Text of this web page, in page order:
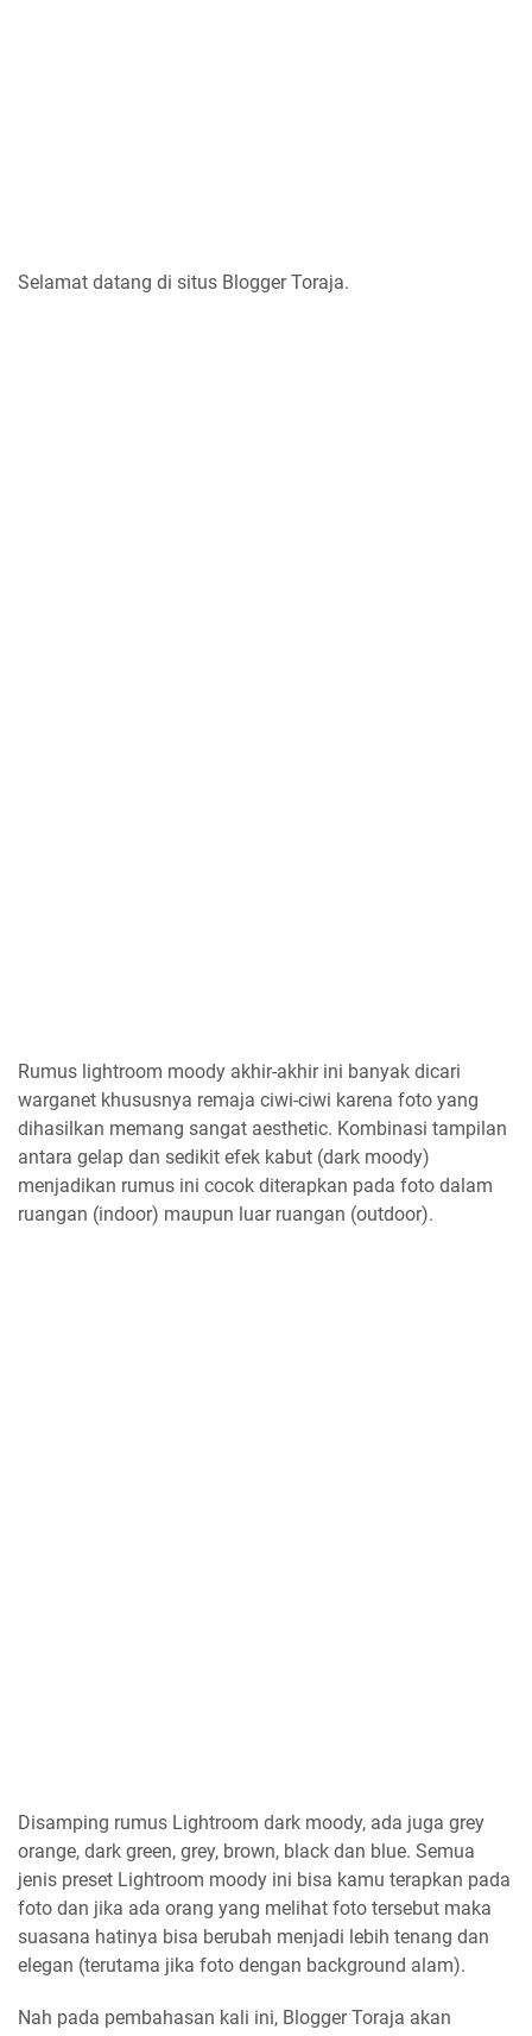
Selamat datang di situs Blogger Toraja.
Rumus lightroom moody akhir-akhir ini banyak dicari
warganet khususnya remaja ciwi-ciwi karena foto yang
dihasilkan memang sangat aesthetic. Kombinasi tampilan
antara gelap dan sedikit efek kabut (dark moody)
menjadikan rumus ini cocok diterapkan pada foto dalam
ruangan (indoor) maupun luar ruangan (outdoor).
Disamping rumus Lightroom dark moody, ada juga grey
orange, dark green, grey, brown, black dan blue. Semua
jenis preset Lightroom moody ini bisa kamu terapkan pada
foto dan jika ada orang yang melihat foto tersebut maka
suasana hatinya bisa berubah menjadi lebih tenang dan
elegan (terutama jika foto dengan background alam).
Nah pada pembahasan kali ini, Blogger Toraja akan